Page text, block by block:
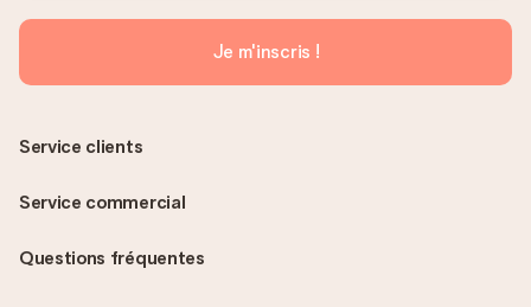
Je m'inscris !
Questions fréquentes
Service clients
Service commercial